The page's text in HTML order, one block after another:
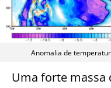
Anomalia de
Uma forte massa